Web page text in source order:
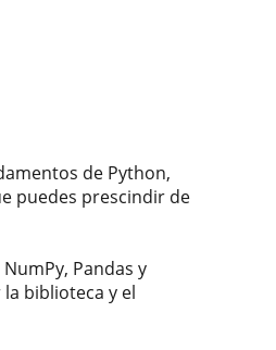
de Python,
puedes prescindir de
Pandas y
biblioteca y el